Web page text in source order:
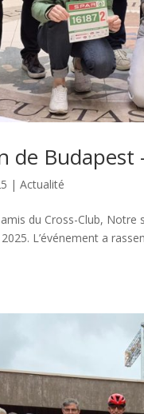
de Budapest
|Actualité
du Cross-Club,
L’événement a